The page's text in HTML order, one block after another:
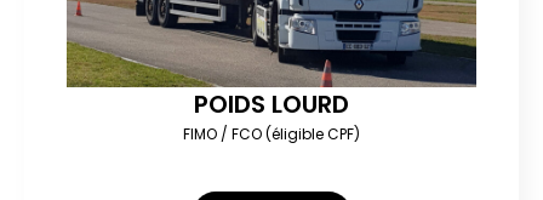
POIDS LOURD
FIMO / FCO (éligible CPF)